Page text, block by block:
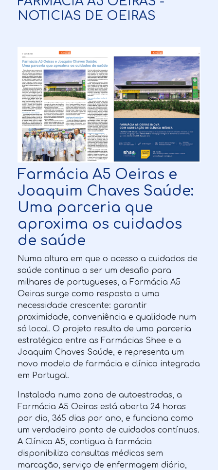
NOTICIAS DE OEIRAS
Farmácia A5 Oeiras e
Joaquim Chaves Saúde:
Uma parceria que
aproxima os cuidados
de saúde
Numa altura em que o acesso a cuidados de
saúde continua a ser um desafio para
milhares de portugueses, a Farmácia A5
Oeiras surge como resposta a uma
necessidade crescente: garantir
proximidade, conveniência e qualidade num
só local. O projeto resulta de uma parceria
estratégica entre as Farmácias Shee e a
Joaquim Chaves Saúde, e representa um
novo modelo de farmácia e clínica integrada
em Portugal.
Instalada numa zona de autoestradas, a
Farmácia A5 Oeiras está aberta 24 horas
por dia, 365 dias por ano, e funciona como
um verdadeiro ponto de cuidados contínuos.
A Clínica A5, contigua à farmácia
disponibiliza consultas médicas sem
marcação, serviço de enfermagem diário,